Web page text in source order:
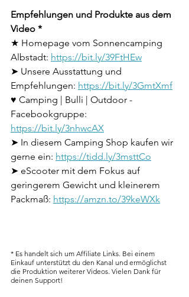
Empfehlungen und Produkte aus dem
Video *
★ Homepage vom Sonnencamping
Albstadt: https://bit.ly/39FtHEw
➤ Unsere Ausstattung und
Empfehlungen: https://bit.ly/3GmtXmf
♥︎ Camping | Bulli | Outdoor -
Facebookgruppe:
https://bit.ly/3nhwcAX
➤ In diesem Camping Shop kaufen wir
gerne ein: https://tidd.ly/3msttCo
➤ eScooter mit dem Fokus auf
geringerem Gewicht und kleinerem
Packmaß: https://amzn.to/39keWXk
* Es handelt sich um Affiliate Links. Bei einem
Einkauf unterstützt du den Kanal und ermöglichst
die Produktion weiterer Videos. Vielen Dank für
deinen Support!